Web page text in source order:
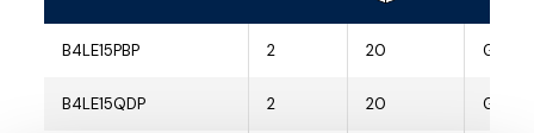
B4LE15PBP 2 20 G 1/2 M
B4LE15QDP 2 20 G 1/2 M